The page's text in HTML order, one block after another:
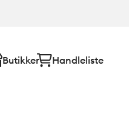
Butikker Handleliste